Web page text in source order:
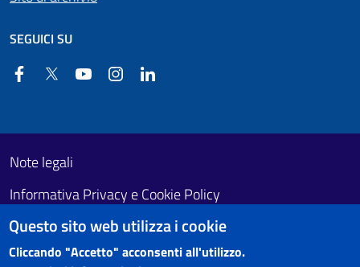
SEGUICI SU
FacebookTwitter YouTube Instagram
Footer First
Useful links section
Note legali
Informativa Privacy e Cookie Policy
Obiettivi di accessibilità
Questo sito web utilizza i cookie
Cliccando "Accetto" acconsenti all'utilizzo.